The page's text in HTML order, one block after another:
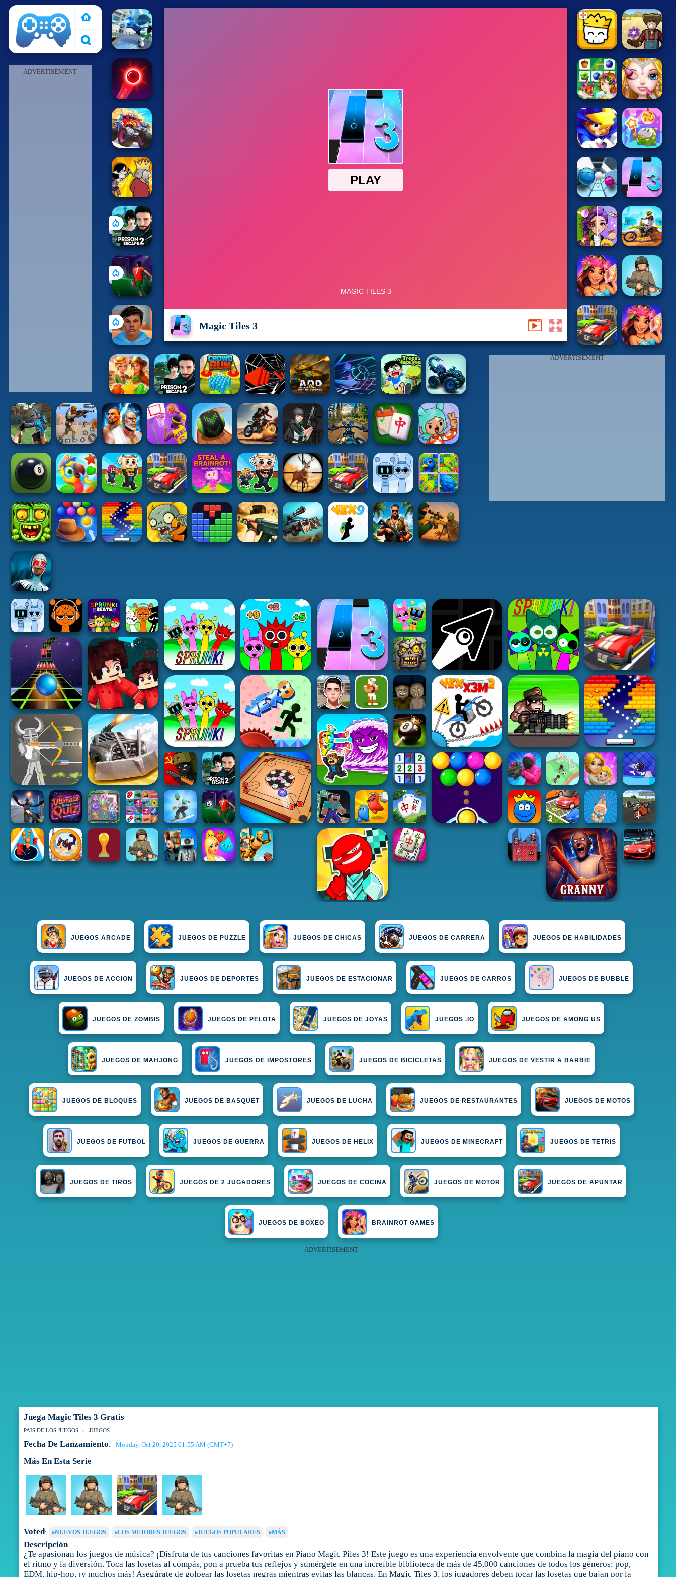
ADVERTISEMENT
Magic Tiles 3
ADVERTISEMENT
JUEGOS ARCADE JUEGOS DE PUZZLE JUEGOS DE CHICAS JUEGOS DE CARRERA JUEGOS DE HABILIDADES
JUEGOS DE ACCION JUEGOS DE DEPORTES JUEGOS DE ESTACIONAR JUEGOS DE CARROS JUEGOS DE BUBBLE
JUEGOS DE ZOMBIS JUEGOS DE PELOTA JUEGOS DE JOYAS JUEGOS .IO JUEGOS DE AMONG US
JUEGOS DE MAHJONG JUEGOS DE IMPOSTORES JUEGOS DE BICICLETAS JUEGOS DE VESTIR A BARBIE
JUEGOS DE BLOQUES JUEGOS DE BASQUET JUEGOS DE LUCHA JUEGOS DE RESTAURANTES JUEGOS DE MOTOS
JUEGOS DE FUTBOL JUEGOS DE GUERRA JUEGOS DE HELIX JUEGOS DE MINECRAFT JUEGOS DE TETRIS
JUEGOS DE TIROS JUEGOS DE 2 JUGADORES JUEGOS DE COCINA JUEGOS DE MOTOR JUEGOS DE APUNTAR
JUEGOS DE BOXEO BRAINROT GAMES
ADVERTISEMENT
Juega Magic Tiles 3 Gratis
PAIS DE LOS JUEGOS JUEGOS
Fecha De Lanzamiento: Monday, Oct 20, 2025 01:55 AM (GMT+7)
Más En Esta Serie
Voted: #NUEVOS JUEGOS #LOS MEJORES JUEGOS #JUEGOS POPULARES #MÁS
Descripción
¿Te apasionan los juegos de música? ¡Disfruta de tus canciones favoritas en Piano Magic Piles 3! Este juego es una experiencia envolvente que combina la magia del piano con
el ritmo y la diversión. Toca las losetas al compás, pon a prueba tus reflejos y sumérgete en una increíble biblioteca de más de 45,000 canciones de todos los géneros: pop,
EDM, hip-hop, ¡y muchos más! Asegúrate de golpear las losetas negras mientras evitas las blancas. En Magic Tiles 3, los jugadores deben tocar las losetas que bajan por la